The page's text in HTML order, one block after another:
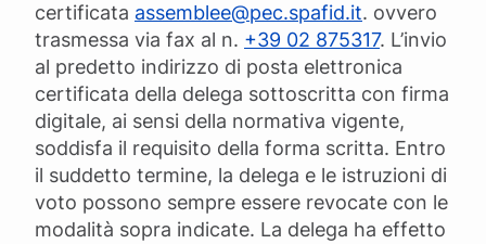
certificata assemblee@pec.spafid.it. ovvero
trasmessa via fax al n. +39 02 875317. L’invio
al predetto indirizzo di posta elettronica
certificata della delega sottoscritta con firma
digitale, ai sensi della normativa vigente,
soddisfa il requisito della forma scritta. Entro
il suddetto termine, la delega e le istruzioni di
voto possono sempre essere revocate con le
modalità sopra indicate. La delega ha effetto